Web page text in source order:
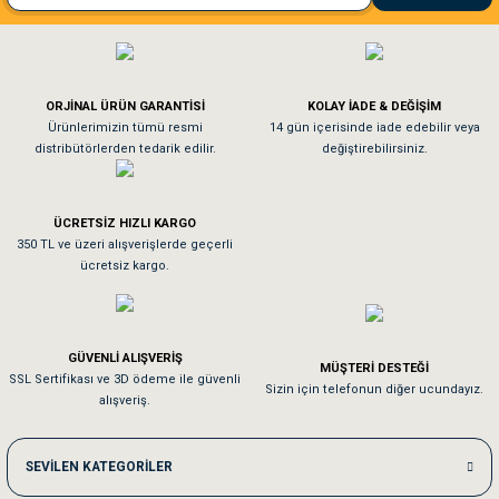
Gönder
El**** Ek******
Köpeğim bayıldı hediyeler için teşekkürler
As**** Tu******
Tavşanım kafesinin kalitesine ve paketlemesine bayıldım
Sa**** On******
Kedilerim beğeniyorlar. Memnunuz. Uygun fiyatta olması iyi.
Me***** Ya******
Akşam verdiğim sipariş bir sonraki gün elime ulaştı. Jack russell köpeğim
ORJİNAL ÜRÜN GARANTİSİ
Ürünlerimizin tümü resmi
distribütörlerden tedarik edilir.
KOLAY İADE & DEĞİŞİM
14 gün içerisinde iade edebilir veya
değiştirebilirsiniz.
ÜCRETSİZ HIZLI KARGO
350 TL ve üzeri alışverişlerde geçerli
ücretsiz kargo.
GÜVENLİ ALIŞVERİŞ
SSL Sertifikası ve 3D ödeme ile güvenli
alışveriş.
MÜŞTERİ DESTEĞİ
Sizin için telefonun diğer ucundayız.
SEVİLEN KATEGORİLER